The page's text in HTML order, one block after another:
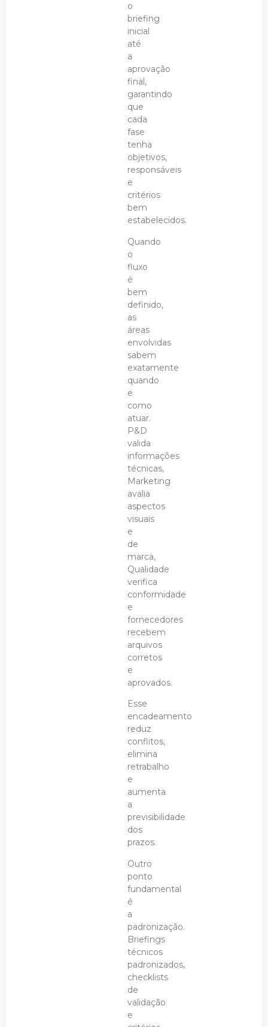
o
briefing
inicial
até
a
aprovação
final,
garantindo
que
cada
fase
tenha
objetivos,
responsáveis
e
critérios
bem
estabelecidos.
Quando
o
fluxo
é
bem
definido,
as
áreas
envolvidas
sabem
exatamente
quando
e
como
atuar.
P&D
valida
informações
técnicas,
Marketing
avalia
aspectos
visuais
e
de
marca,
Qualidade
verifica
conformidade
e
fornecedores
recebem
arquivos
corretos
e
aprovados.
Esse
encadeamento
reduz
conflitos,
elimina
retrabalho
e
aumenta
a
previsibilidade
dos
prazos.
Outro
ponto
fundamental
é
a
padronização.
Briefings
técnicos
padronizados,
checklists
de
validação
e